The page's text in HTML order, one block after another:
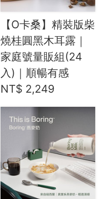
【O卡桑】精裝版柴
燒桂圓黑木耳露｜
家庭號量販組(24
入)｜順暢有感
NT$ 2,249